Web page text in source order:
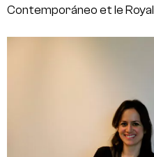
Contemporáneo et le